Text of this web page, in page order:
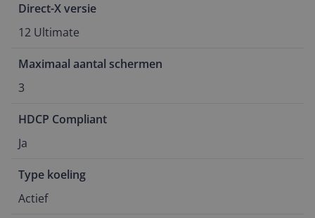
Direct-X versie
12 Ultimate
Maximaal aantal schermen
3
HDCP Compliant
Ja
Type koeling
Actief